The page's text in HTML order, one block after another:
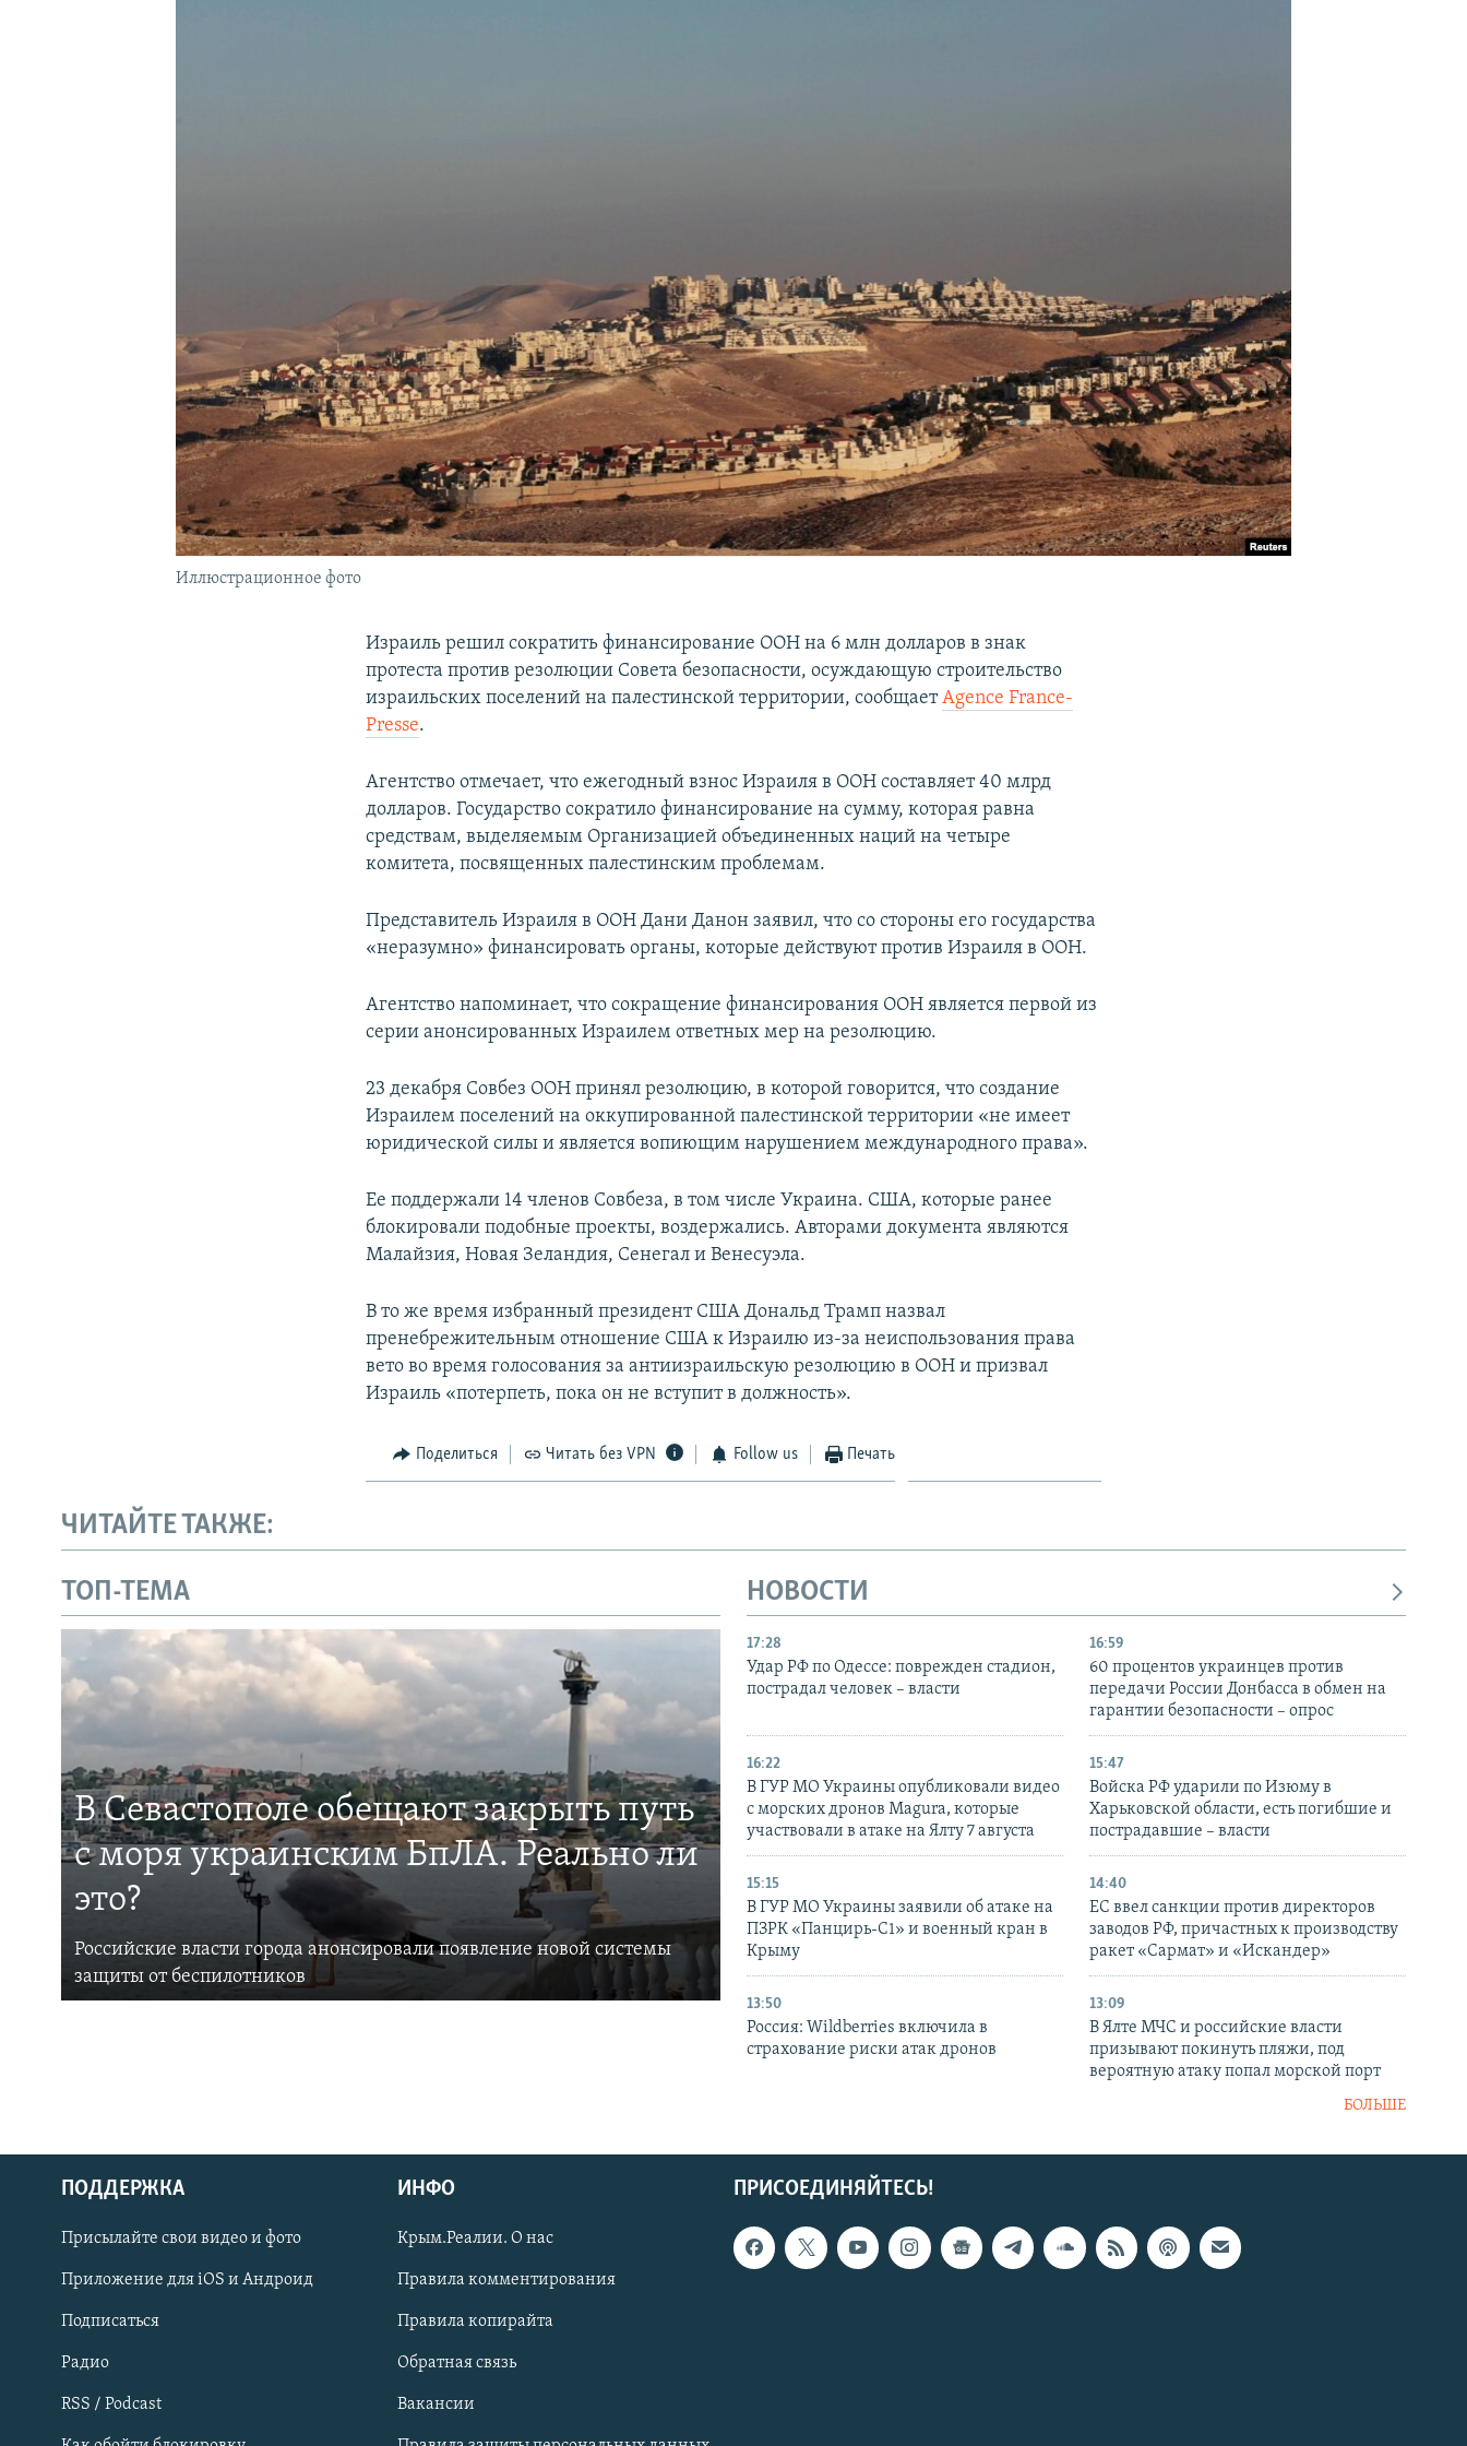
Українською
Qırımtatar
ПРИСОЕДИНЯЙТЕСЬ!
Иллюстрационное фото
Израиль решил сократить финансирование ООН на 6 млн долларов в знак
протеста против резолюции Совета безопасности, осуждающую строительство
израильских поселений на палестинской территории, сообщаетAgence France-
Presse.
Агентство отмечает, что ежегодный взнос Израиля в ООН составляет 40 млрд
долларов. Государство сократило финансирование на сумму, которая равна
средствам, выделяемым Организацией объединенных наций на четыре
комитета, посвященных палестинским проблемам.
Представитель Израиля в ООН Дани Данон заявил, что со стороны его государства
«неразумно» финансировать органы, которые действуют против Израиля в ООН.
Агентство напоминает, что сокращение финансирования ООН является первой из
серии анонсированных Израилем ответных мер на резолюцию.
23 декабря Совбез ООН принял резолюцию, в которой говорится, что создание
Израилем поселений на оккупированной палестинской территории «не имеет
юридической силы и является вопиющим нарушением международного права».
Ее поддержали 14 членов Совбеза, в том числе Украина. США, которые ранее
блокировали подобные проекты, воздержались. Авторами документа являются
Малайзия, Новая Зеландия, Сенегал и Венесуэла.
В то же время избранный президент США Дональд Трамп назвал
пренебрежительным отношение США к Израилю из-за неиспользования права
вето во время голосования за антиизраильскую резолюцию в ООН и призвал
Израиль «потерпеть, пока он не вступит в должность».
Поделиться Читать без VPN Follow us Печать
ЧИТАЙТЕ ТАКЖЕ:
ТОП-ТЕМА
В Севастополе обещают закрыть путь
с моря украинским БпЛА. Реально ли
это?
Российские власти города анонсировали появление новой системы
защиты от беспилотников
НОВОСТИ
17:28
Удар РФ по Одессе: поврежден стадион,
пострадал человек – власти
16:59
60 процентов украинцев против
передачи России Донбасса в обмен на
гарантии безопасности – опрос
16:22
В ГУР МО Украины опубликовали видео
с морских дронов Magura, которые
участвовали в атаке на Ялту 7 августа
15:47
Войска РФ ударили по Изюму в
Харьковской области, есть погибшие и
пострадавшие – власти
15:15
В ГУР МО Украины заявили об атаке на
ПЗРК «Панцирь-С1» и военный кран в
Крыму
14:40
ЕС ввел санкции против директоров
заводов РФ, причастных к производству
ракет «Сармат» и «Искандер»
13:50
Россия: Wildberries включила в
страхование риски атак дронов
13:09
В Ялте МЧС и российские власти
призывают покинуть пляжи, под
вероятную атаку попал морской порт
БОЛЬШЕ
ПРИСОЕДИНЯЙТЕСЬ!
ПОДДЕРЖКА
Присылайте свои видео и фото
Приложение для iOS и Андроид
Подписаться
Радио
RSS / Podcast
ИНФО
Крым.Реалии. О нас
Правила комментирования
Правила копирайта
Обратная связь
Вакансии